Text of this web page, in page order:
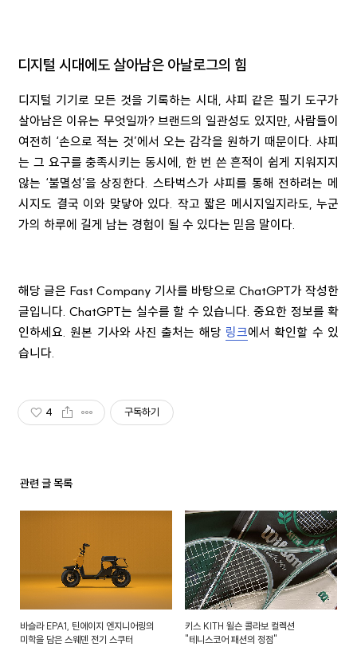
디지털 시대에도 살아남은 아날로그의 힘
디지털 기기로 모든 것을 기록하는 시대, 샤피 같은 필기 도구가
살아남은 이유는 무엇일까? 브랜드의 일관성도 있지만, 사람들이
여전히 ‘손으로 적는 것’에서 오는 감각을 원하기 때문이다. 샤피
는 그 요구를 충족시키는 동시에, 한 번 쓴 흔적이 쉽게 지워지지
않는 ‘불멸성’을 상징한다. 스타벅스가 샤피를 통해 전하려는 메
시지도 결국 이와 맞닿아 있다. 작고 짧은 메시지일지라도, 누군
가의 하루에 길게 남는 경험이 될 수 있다는 믿음 말이다.
해당 글은 Fast Company 기사를 바탕으로 ChatGPT가 작성한
글입니다. ChatGPT는 실수를 할 수 있습니다. 중요한 정보를 확
인하세요. 원본 기사와 사진 출처는 해당 링크에서 확인할 수 있
습니다.
4 구독하기
관련 글 목록
바슬라 EPA1, 틴에이지 엔지니어링의
미학을 담은 스웨덴 전기 스쿠터
키스 KITH 윌슨 콜라보 컬렉션
"테니스코어 패션의 정점"